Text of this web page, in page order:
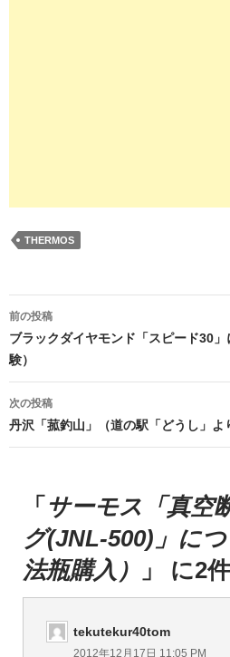
THERMOS
投
稿
ナ
ビ
ゲ
ョ
ン
前の投稿
ブラックダイヤモンド「スピード30
験）
次の投稿
丹沢「菰釣山」（道の駅「どうし」よ
「 サーモス「真空
グ(JNL-500)」に
法瓶購入）
」 に2
tekutekur40tom
2012年12月17日 11:05 PM